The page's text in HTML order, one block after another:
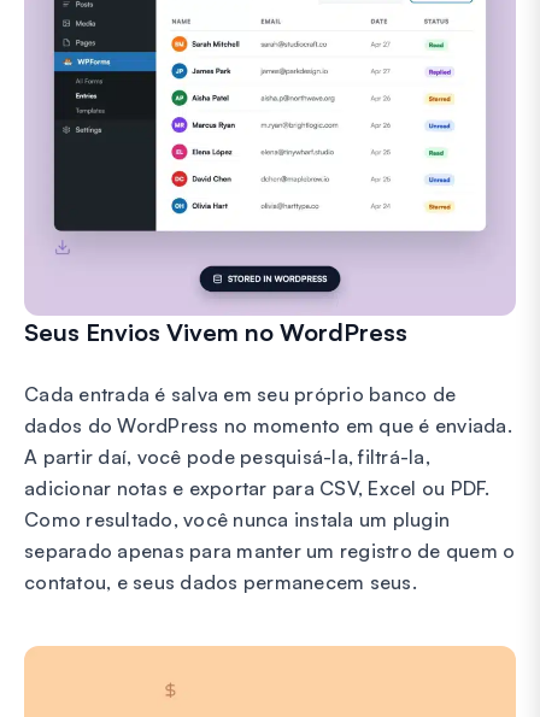
Seus Envios Vivem no WordPress
Cada entrada é salva em seu próprio banco de
dados do WordPress no momento em que é enviada.
A partir daí, você pode pesquisá-la, filtrá-la,
adicionar notas e exportar para CSV, Excel ou PDF.
Como resultado, você nunca instala um plugin
separado apenas para manter um registro de quem o
contatou, e seus dados permanecem seus.